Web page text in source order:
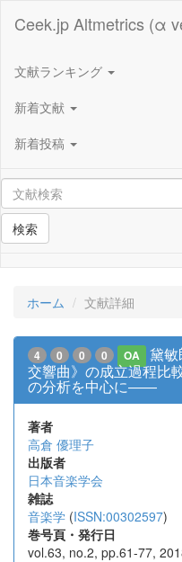
Ceek.jp Altmetrics (α
文献ランキング
新着文献
新着投稿
検索
ホーム 文献詳細
4 0 0 0 OA
黛
交響曲》の成立過程比
の分析を中心に――
著者
高倉 優理子
出版者
日本音楽学会
雑誌
音楽学 (ISSN:00302597)
巻号頁・発行日
vol.63, no.2, pp.61-77,